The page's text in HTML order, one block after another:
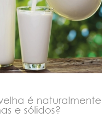
é naturalmente
e sólidos?